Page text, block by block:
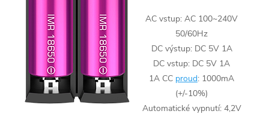
AC vstup: AC 100~240V
50/60Hz
DC výstup: DC 5V 1A
DC vstup: DC 5V 1A
1A CC proud: 1000mA
(+/-10%)
Automatické vypnutí: 4,2V